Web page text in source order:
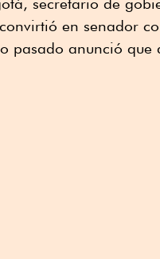
en senador
pasado anunció